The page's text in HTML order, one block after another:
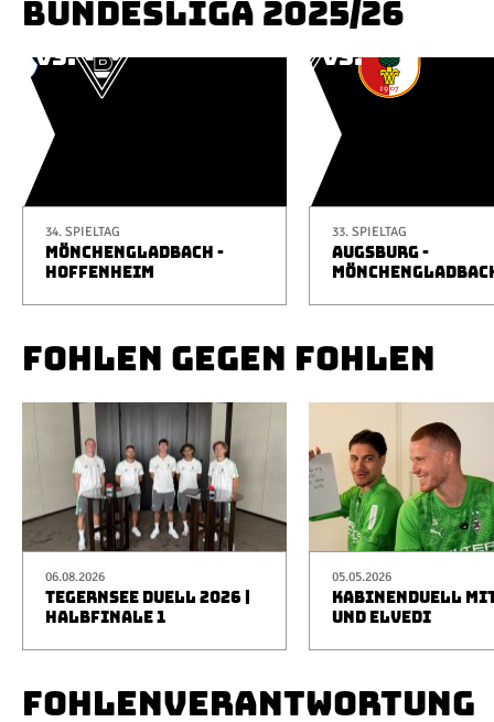
BUNDESLIGA 2025/26
34. SPIELTAG
MÖNCHENGLADBACH -
HOFFENHEIM
33. SPIELTAG
AUGSBURG -
FOHLEN GEGEN FOHLEN
06.08.2026
TEGERNSEE DUELL 2026 |
HALBFINALE 1
05.05.2026
KABINENDUELL
UND ELVEDI
FOHLENVERANTWORTUNG